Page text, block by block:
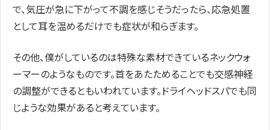
で、気圧が急に下がって不調を感じそうだったら、応急処置
として耳を温めるだけでも症状が和らぎます。
その他、僕がしているのは特殊な素材できているネックウォ
ーマーのようなものです。首をあたためることでも交感神経
の調整ができるともいわれています。ドライヘッドスパでも同
じような効果があると考えています。